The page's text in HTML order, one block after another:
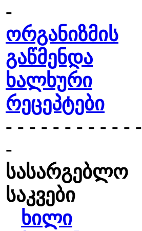
-
ორგანიზმის
გაწმენდა
ხალხური
რეცეპტები
- - - - - - - - - - - -
-
სასარგებლო
საკვები
ხილი